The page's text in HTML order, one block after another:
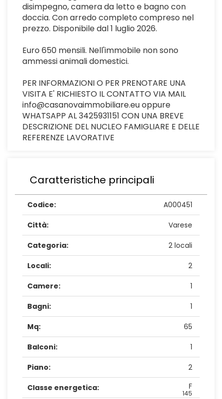
disimpegno, camera da letto e bagno con
doccia. Con arredo completo compreso nel
prezzo. Disponibile dal 1 luglio 2026.
Euro 650 mensili. Nell'immobile non sono
ammessi animali domestici.
PER INFORMAZIONI O PER PRENOTARE UNA
VISITA E' RICHIESTO IL CONTATTO VIA MAIL
info@casanovaimmobiliare.eu oppure
WHATSAPP AL 3425931151 CON UNA BREVE
DESCRIZIONE DEL NUCLEO FAMIGLIARE E DELLE
REFERENZE LAVORATIVE
Caratteristiche principali
Codice: A000451
Città: Varese
Categoria: 2 locali
Locali: 2
Camere: 1
Bagni: 1
Mq: 65
Balconi: 1
Piano: 2
Classe energetica: F
145